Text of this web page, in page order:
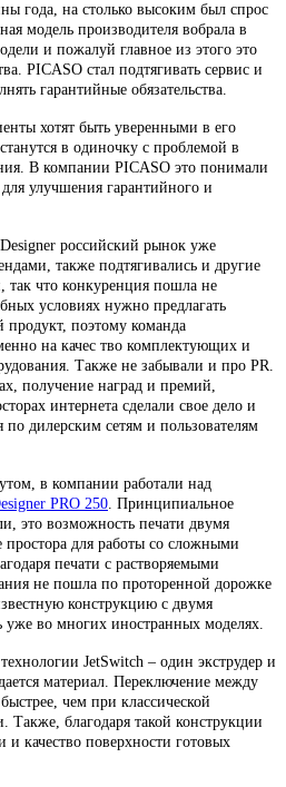
года, на столько высоким был спрос
модель производителя вобрала в
и пожалуй главное из этого это
PICASO стал подтягивать сервис и
гарантийные обязательства.
хотят быть уверенными в его
в одиночку с проблемой в
В компании PICASO это понимали
улучшения гарантийного и
российский рынок уже
также подтягивались и другие
так что конкуренция пошла не
условиях нужно предлагать
продукт, поэтому команда
на качес тво комплектующих и
Также не забывали и про PR.
получение наград и премий,
интернета сделали свое дело и
по дилерским сетям и пользователям
в компании работали над
PRO 250. Принципиальное
это возможность печати двумя
для работы со сложными
печати с растворяемыми
не пошла по проторенной дорожке
конструкцию с двумя
уже во многих иностранных моделях.
JetSwitch – один экструдер и
материал. Переключение между
чем при классической
Также, благодаря такой конструкции
и качество поверхности готовых